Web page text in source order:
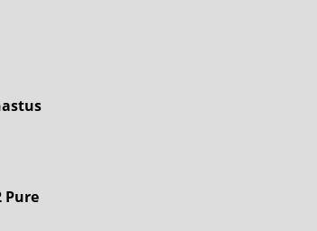
Pure